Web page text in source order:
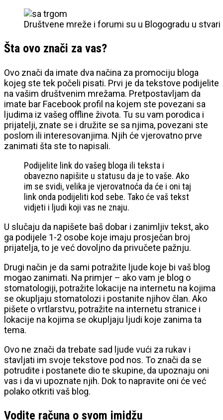
Društvene mreže i forumi su u Blogogradu u
Šta ovo znači za vas?
Ovo znači da imate dva načina za promociju bloga
kojeg ste tek počeli pisati. Prvi je da tekstove podijelite
na vašim društvenim mrežama. Pretpostavljam da
imate bar Facebook profil na kojem ste povezani sa
ljudima iz vašeg offline života. Tu su vam porodica i
prijatelji, znate se i družite se sa njima, povezani ste
poslom ili interesovanjima. Njih će vjerovatno prve
zanimati šta ste to napisali.
Podijelite link do vašeg bloga ili teksta i
obavezno napišite u statusu da je to vaše. Ako
im se svidi, velika je vjerovatnoća da će i oni taj
link onda podijeliti kod sebe. Tako će vaš tekst
vidjeti i ljudi koji vas ne znaju.
U slučaju da napišete baš dobar i zanimljiv tekst, ako
ga podijele 1-2 osobe koje imaju prosječan broj
prijatelja, to je već dovoljno da privučete pažnju.
Drugi način je da sami potražite ljude koje bi vaš blog
mogao zanimati. Na primjer – ako vam je blog o
stomatologiji, potražite lokacije na internetu na kojima
se okupljaju stomatolozi i postanite njihov član. Ako
pišete o vrtlarstvu, potražite na internetu stranice i
lokacije na kojima se okupljaju ljudi koje zanima ta
tema.
Ovo ne znači da trebate sad ljude vući za rukav i
stavljati im svoje tekstove pod nos. To znači da se
potrudite i postanete dio te skupine, da upoznaju oni
vas i da vi upoznate njih. Dok to napravite oni će već
polako otkriti vaš blog.
Vodite računa o svom imidžu